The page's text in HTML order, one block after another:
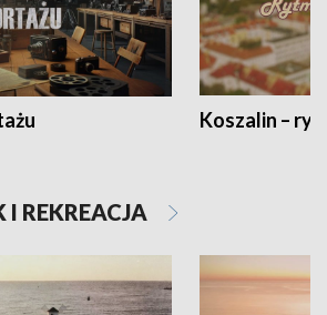
Koszalin –
REKREACJA